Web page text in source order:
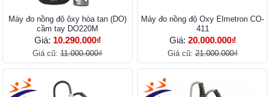
Máy đo nồng độ ôxy hòa tan (DO)
cầm tay DO220M
Giá: 10.290.000₫
Giá cũ: 11.000.000₫
Máy đo nồng độ Oxy Elmetron CO-
411
Giá: 20.000.000₫
Giá cũ:21.000.000₫